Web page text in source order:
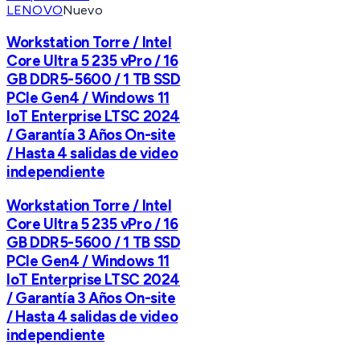
LENOVONuevo
Workstation Torre / Intel
Core Ultra 5 235 vPro / 16
GB DDR5-5600 / 1 TB SSD
PCIe Gen4 / Windows 11
IoT Enterprise LTSC 2024
/ Garantía 3 Años On-site
/ Hasta 4 salidas de video
independiente
Workstation Torre / Intel
Core Ultra 5 235 vPro / 16
GB DDR5-5600 / 1 TB SSD
PCIe Gen4 / Windows 11
IoT Enterprise LTSC 2024
/ Garantía 3 Años On-site
/ Hasta 4 salidas de video
independiente